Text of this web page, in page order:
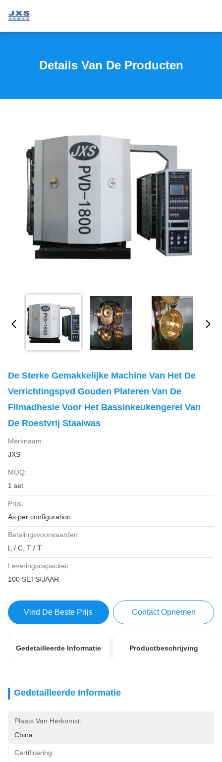
Details Van De Producten
De Sterke Gemakkelijke Machine Van Het De
Verrichtingspvd Gouden Plateren Van De
Filmadhesie Voor Het Bassinkeukengerei Van
De Roestvrij Staalwas
Merknaam:
JXS
MOQ:
1 set
Prijs:
As per configuration
Betalingsvoorwaarden:
L / C, T / T
Leveringscapaciteit:
100 SETS/JAAR
Vind De Beste Prijs Contact Opnemen
Gedetailleerde Informatie Productbeschrijving
Gedetailleerde Informatie
Plaats Van Herkomst:
China
Certificering: